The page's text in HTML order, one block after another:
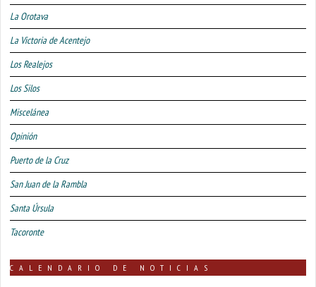
La Orotava
La Victoria de Acentejo
Los Realejos
Los Silos
Miscelánea
Opinión
Puerto de la Cruz
San Juan de la Rambla
Santa Úrsula
Tacoronte
CALENDARIO DE NOTICIAS